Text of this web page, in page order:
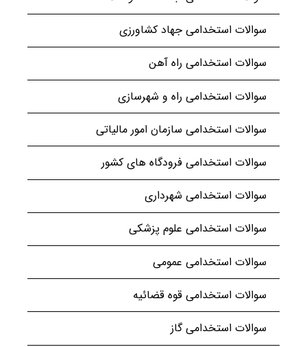
سوالات استخدامی جهاد کشاورزی
سوالات استخدامی راه آهن
سوالات استخدامی راه و شهرسازی
سوالات استخدامی سازمان امور مالیاتی
سوالات استخدامی فرودگاه های کشور
سوالات استخدامی شهرداری
سوالات استخدامی علوم پزشکی
سوالات استخدامی عمومی
سوالات استخدامی قوه قضائیه
سوالات استخدامی گاز